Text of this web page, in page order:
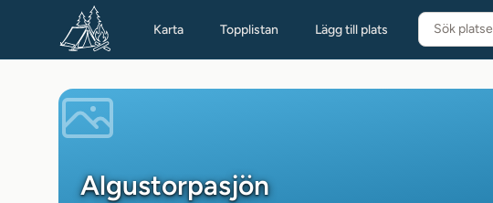
Karta Topplistan Lägg till plats
Algustorpasjön